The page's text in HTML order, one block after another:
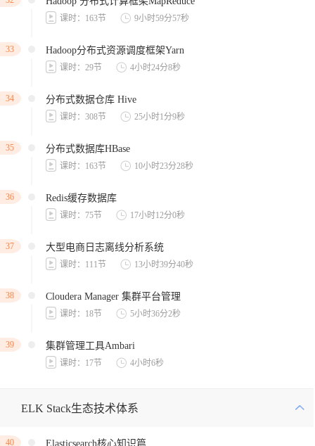
课时：163节 9小时59分57秒
33 Hadoop分布式资源调度框架Yarn
课时：29节 4小时24分8秒
34 分布式数据仓库 Hive
课时：308节 25小时1分9秒
35 分布式数据库HBase
课时：163节 10小时23分28秒
36 Redis缓存数据库
课时：75节 17小时12分0秒
37 大型电商日志离线分析系统
课时：111节 13小时39分40秒
38 Cloudera Manager 集群平台管理
课时：18节 5小时36分2秒
39 集群管理工具Ambari
课时：17节 4小时6秒
ELK Stack生态技术体系
40 Elasticsearch核心知识篇